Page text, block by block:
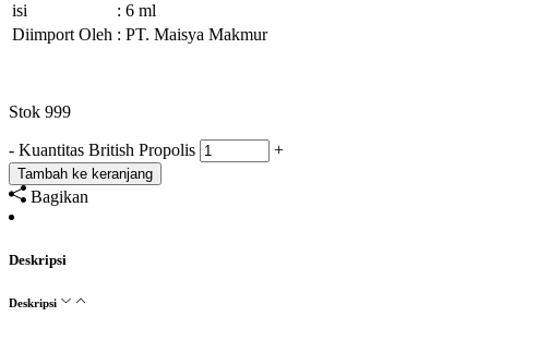
isi
: 6 ml
Diimport Oleh : PT. Maisya Makmur
Stok 999
- Kuantitas British Propolis +
Tambah ke keranjang
Bagikan
Deskripsi
Deskripsi